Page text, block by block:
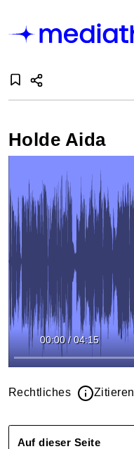
Holde Aida
00:00 / 04:15
Rechtliches Zitieren
Auf dieser Seite